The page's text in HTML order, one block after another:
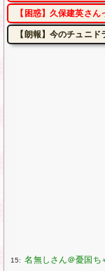
【困惑】久保建英さ
【朗報】今のチュニ
15: